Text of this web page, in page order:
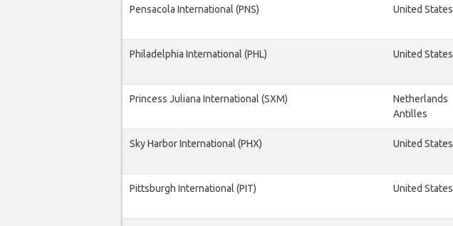
Pensacola International (PNS) United States
Philadelphia International (PHL) United States
Princess Juliana International (SXM)
Netherlands
Antilles
Sky Harbor International (PHX) United States
Pittsburgh International (PIT) United States